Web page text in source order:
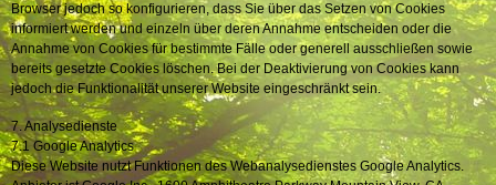
Browser jedoch so konfigurieren, dass Sie über das Setzen von Cookies
informiert werden und einzeln über deren Annahme entscheiden oder die
Annahme von Cookies für bestimmte Fälle oder generell ausschließen sowie
bereits gesetzte Cookies löschen. Bei der Deaktivierung von Cookies kann
jedoch die Funktionalität unserer Website eingeschränkt sein.
7. Analysedienste
7.1 Google Analytics
Diese Website nutzt Funktionen des Webanalysedienstes Google Analytics.